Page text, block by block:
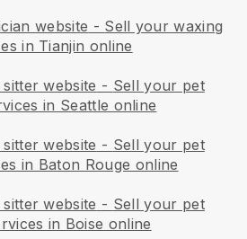
website - Sell your waxing
in Tianjin online
website - Sell your pet
in Seattle online
website - Sell your pet
in Baton Rouge online
website - Sell your pet
in Boise online